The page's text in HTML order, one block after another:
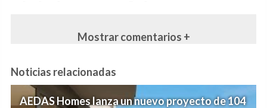
Mostrar comentarios +
Noticias relacionadas
AEDAS Homes lanza un nuevo proyecto de 104